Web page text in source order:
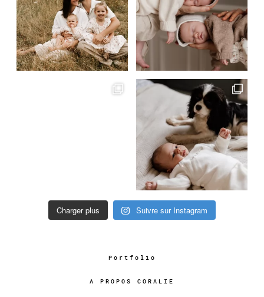
Charger plus Suivre sur Instagram
Portfolio
A PROPOS CORALIE